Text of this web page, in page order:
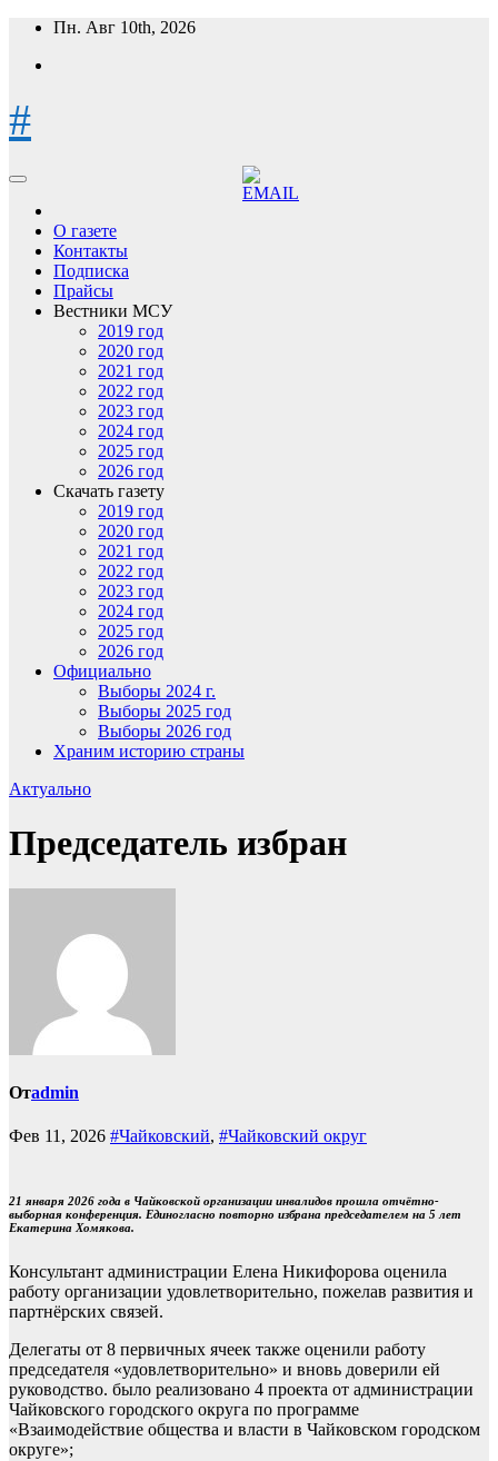
Перейти
содержимому
Пн. Авг 10th, 2026
#
О газете
Контакты
Подписка
Прайсы
Вестники МСУ
2019 год
2020 год
2021 год
2022 год
2023 год
2024 год
2025 год
2026 год
Скачать газету
2019 год
2020 год
2021 год
2022 год
2023 год
2024 год
2025 год
2026 год
Официально
Выборы 2024 г.
Выборы 2025 год
Выборы 2026 год
Храним историю страны
Актуально
Председатель избран
Отadmin
Фев 11, 2026 #Чайковский, #Чайковский округ
21 января 2026 года в Чайковской организации инвалидов прошла отчётно-
выборная конференция. Единогласно повторно избрана председателем на 5 лет
Екатерина Хомякова.
Консультант администрации Елена Никифорова оценила
работу организации удовлетворительно, пожелав развития и
партнёрских связей.
Делегаты от 8 первичных ячеек также оценили работу
председателя «удовлетворительно» и вновь доверили ей
руководство. было реализовано 4 проекта от администрации
Чайковского городского округа по программе
«Взаимодействие общества и власти в Чайковском городском
округе»;